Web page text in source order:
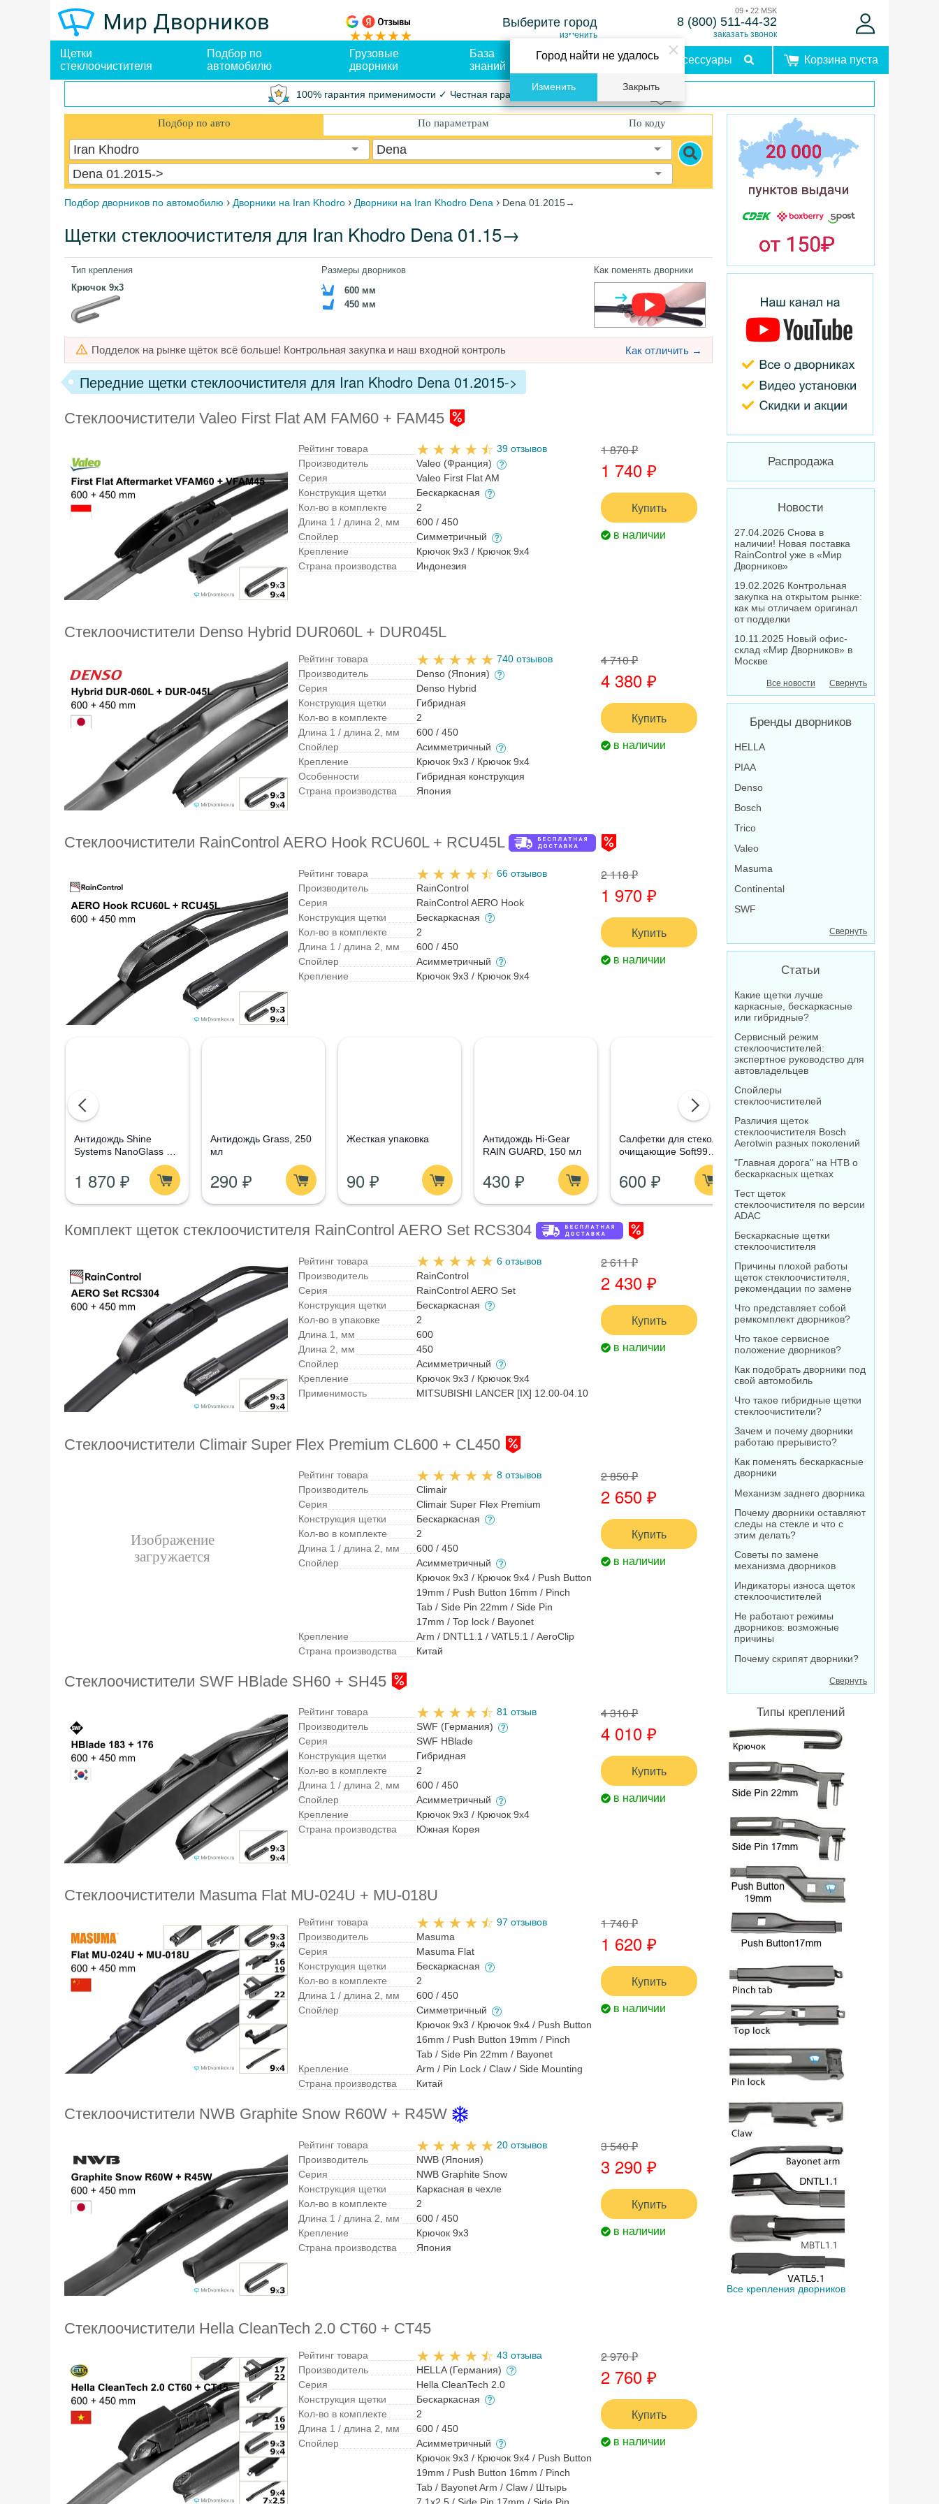
Выберите город
изменить
09 • 22 MSK
8 (800) 511-44-32
заказать звонок
Щетки
стеклоочистителя
Подбор по
автомобилю
Грузовые
дворники
База
знаний
Оплата и
Аксессуары Корзина пуста
100% гарантия применимости ✓ Честная гарантия ✓ Упрощенный возврат
Подбор по авто По параметрам По коду
Iran Khodro
Dena
Dena 01.2015->
Подбор дворников по автомобилю › Дворники на Iran Khodro › Дворники на Iran Khodro Dena › Dena 01.2015→
Щетки стеклоочистителя для Iran Khodro Dena 01.15→
Тип крепления
Крючок 9x3
Размеры дворников
600 мм
450 мм
Как поменять дворники
Подделок на рынке щёток всё больше! Контрольная закупка и наш входной контроль Как отличить →
Передние щетки стеклоочистителя для Iran Khodro Dena 01.2015->
Стеклоочистители Valeo First Flat AM FAM60 + FAM45
Рейтинг товара
39 отзывов
Производитель
Valeo (Франция)
Серия
Valeo First Flat AM
Конструкция щетки
Бескаркасная
Кол-во в комплекте
2
Длина 1 / длина 2, мм
600 / 450
Спойлер
Симметричный
Крепление
Крючок 9x3 / Крючок 9x4
Страна производства
Индонезия
1 870 ₽
1 740 ₽
Купить
в наличии
Стеклоочистители Denso Hybrid DUR060L + DUR045L
Рейтинг товара
740 отзывов
Производитель
Denso (Япония)
Серия
Denso Hybrid
Конструкция щетки
Гибридная
Кол-во в комплекте
2
Длина 1 / длина 2, мм
600 / 450
Спойлер
Асимметричный
Крепление
Крючок 9x3 / Крючок 9x4
Особенности
Гибридная конструкция
Страна производства
Япония
4 710 ₽
4 380 ₽
Купить
в наличии
Стеклоочистители RainControl AERO Hook RCU60L + RCU45L
Рейтинг товара
66 отзывов
Производитель
RainControl
Серия
RainControl AERO Hook
Конструкция щетки
Бескаркасная
Кол-во в комплекте
2
Длина 1 / длина 2, мм
600 / 450
Спойлер
Асимметричный
Крепление
Крючок 9x3 / Крючок 9x4
2 118 ₽
1 970 ₽
Купить
в наличии
Aнтидождь Shine
Systems NanoGlass Kit
- Набор по уходу за
стеклом
1 870 ₽
Антидождь Grass, 250
мл
290 ₽
Жесткая упаковка
90 ₽
Антидождь Hi-Gear
RAIN GUARD, 150 мл
430 ₽
Салфетки для стекол
очищающие Soft99
Glass Cleaning Wipes,
10 шт
600 ₽
Омыватель стекол
концентрат Лавр
Orange Антимуха, 120
мл
210 ₽
Комплект щеток стеклоочистителя RainControl AERO Set RCS304
Рейтинг товара
6 отзывов
Производитель
RainControl
Серия
RainControl AERO Set
Конструкция щетки
Бескаркасная
Кол-во в упаковке
2
Длина 1, мм
600
Длина 2, мм
450
Спойлер
Асимметричный
Крепление
Крючок 9x3 / Крючок 9x4
Применимость
MITSUBISHI LANCER [IX] 12.00-04.10
2 611 ₽
2 430 ₽
Купить
в наличии
Стеклоочистители Climair Super Flex Premium CL600 + CL450
Рейтинг товара
8 отзывов
Производитель
Climair
Серия
Climair Super Flex Premium
Конструкция щетки
Бескаркасная
Кол-во в комплекте
2
Длина 1 / длина 2, мм
600 / 450
Спойлер
Асимметричный
Крепление
Крючок 9x3 / Крючок 9x4 / Push Button
19mm / Push Button 16mm / Pinch
Tab / Side Pin 22mm / Side Pin
17mm / Top lock / Bayonet
Arm / DNTL1.1 / VATL5.1 / AeroClip
Страна производства
Китай
2 850 ₽
2 650 ₽
Купить
в наличии
Стеклоочистители SWF HBlade SH60 + SH45
Рейтинг товара
81 отзыв
Производитель
SWF (Германия)
Серия
SWF HBlade
Конструкция щетки
Гибридная
Кол-во в комплекте
2
Длина 1 / длина 2, мм
600 / 450
Спойлер
Асимметричный
Крепление
Крючок 9x3 / Крючок 9x4
Страна производства
Южная Корея
4 310 ₽
4 010 ₽
Купить
в наличии
Стеклоочистители Masuma Flat MU-024U + MU-018U
Рейтинг товара
97 отзывов
Производитель
Masuma
Серия
Masuma Flat
Конструкция щетки
Бескаркасная
Кол-во в комплекте
2
Длина 1 / длина 2, мм
600 / 450
Спойлер
Симметричный
Крепление
Крючок 9x3 / Крючок 9x4 / Push Button
16mm / Push Button 19mm / Pinch
Tab / Side Pin 22mm / Bayonet
Arm / Pin Lock / Claw / Side Mounting
Страна производства
Китай
1 740 ₽
1 620 ₽
Купить
в наличии
Стеклоочистители NWB Graphite Snow R60W + R45W
Рейтинг товара
20 отзывов
Производитель
NWB (Япония)
Серия
NWB Graphite Snow
Конструкция щетки
Каркасная в чехле
Кол-во в комплекте
2
Длина 1 / длина 2, мм
600 / 450
Крепление
Крючок 9x3
Страна производства
Япония
3 540 ₽
3 290 ₽
Купить
в наличии
Стеклоочистители Hella CleanTech 2.0 CT60 + CT45
Рейтинг товара
43 отзыва
Производитель
HELLA (Германия)
Серия
Hella CleanTech 2.0
Конструкция щетки
Бескаркасная
Кол-во в комплекте
2
Длина 1 / длина 2, мм
600 / 450
Спойлер
Асимметричный
Крючок 9x3 / Крючок 9x4 / Push Button
19mm / Push Button 16mm / Pinch
Tab / Bayonet Arm / Claw / Штырь
7,1x2,5 / Side Pin 17mm / Side Pin
2 970 ₽
2 760 ₽
Купить
в наличии
Распродажа
Новости
27.04.2026 Снова в
наличии! Новая поставка
RainControl уже в «Мир
Дворников»
19.02.2026 Контрольная
закупка на открытом рынке:
как мы отличаем оригинал
от подделки
10.11.2025 Новый офис-
склад «Мир Дворников» в
Москве
Свернуть
Все новости
Бренды дворников
HELLA
PIAA
Denso
Bosch
Trico
Valeo
Masuma
Continental
SWF
Свернуть
Статьи
Какие щетки лучше
каркасные, бескаркасные
или гибридные?
Сервисный режим
стеклоочистителей:
экспертное руководство для
автовладельцев
Спойлеры
стеклоочистителей
Различия щеток
стеклоочистителя Bosch
Aerotwin разных поколений
"Главная дорога" на НТВ о
бескаркасных щетках
Тест щеток
стеклоочистителя по версии
ADAC
Бескаркасные щетки
стеклоочистителя
Причины плохой работы
щеток стеклоочистителя,
рекомендации по замене
Что представляет собой
ремкомплект дворников?
Что такое сервисное
положение дворников?
Как подобрать дворники под
свой автомобиль
Что такое гибридные щетки
стеклоочистители?
Зачем и почему дворники
работаю прерывисто?
Как поменять бескаркасные
дворники
Механизм заднего дворника
Почему дворники оставляют
следы на стекле и что с
этим делать?
Советы по замене
механизма дворников
Индикаторы износа щеток
стеклоочистителей
Не работают режимы
дворников: возможные
причины
Почему скрипят дворники?
Свернуть
Типы креплений
Все крепления дворников
Город найти не удалось
Изменить Закрыть